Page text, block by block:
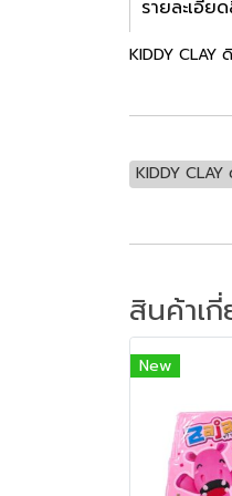
รายละเอีย
KIDDY
KIDDY
สินค้าเ
New